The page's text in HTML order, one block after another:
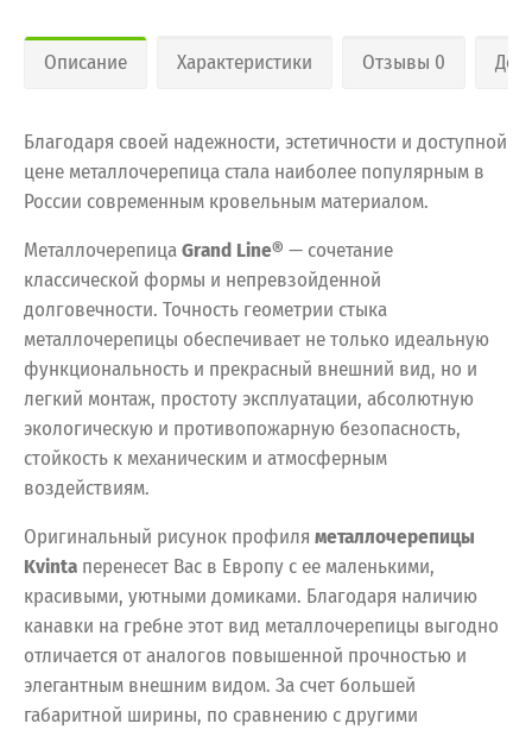
Описание Характеристики Отзывы 0
Благодаря своей надежности, эстетичности и доступной
цене металлочерепица стала наиболее популярным в
России современным кровельным материалом.
МеталлочерепицаGrand Line® — сочетание
классической формы и непревзойденной
долговечности. Точность геометрии стыка
металлочерепицы обеспечивает не только идеальную
функциональность и прекрасный внешний вид, но и
легкий монтаж, простоту эксплуатации, абсолютную
экологическую и противопожарную безопасность,
стойкость к механическим и атмосферным
воздействиям.
Оригинальный рисунок профиля металлочерепицы
Kvinta перенесет Вас в Европу с ее маленькими,
красивыми, уютными домиками. Благодаря наличию
канавки на гребне этот вид металлочерепицы выгодно
отличается от аналогов повышенной прочностью и
элегантным внешним видом. За счет большей
габаритной ширины, по сравнению с другими